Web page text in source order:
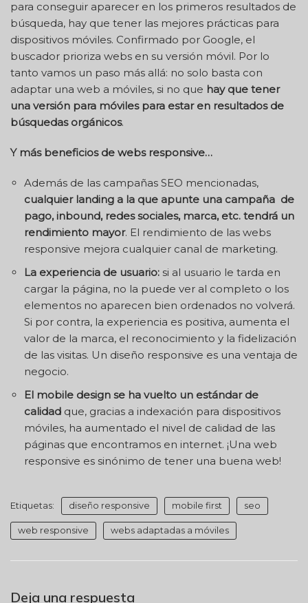
para conseguir aparecer en los primeros resultados de
búsqueda, hay que tener las mejores prácticas para
dispositivos móviles. Confirmado por Google, el
buscador prioriza webs en su versión móvil. Por lo
tanto vamos un paso más allá: no solo basta con
adaptar una web a móviles, si no que hay que tener
una versión para móviles para estar en resultados de
búsquedas orgánicos.
Y más beneficios de webs responsive…
Además de las campañas SEO mencionadas,
cualquier landing a la que apunte una campaña de
pago, inbound, redes sociales, marca, etc. tendrá un
rendimiento mayor. El rendimiento de las webs
responsive mejora cualquier canal de marketing.
La experiencia de usuario: si al usuario le tarda en
cargar la página, no la puede ver al completo o los
elementos no aparecen bien ordenados no volverá.
Si por contra, la experiencia es positiva, aumenta el
valor de la marca, el reconocimiento y la fidelización
de las visitas. Un diseño responsive es una ventaja de
negocio.
El mobile design se ha vuelto un estándar de
calidad que, gracias a indexación para dispositivos
móviles, ha aumentado el nivel de calidad de las
páginas que encontramos en internet. ¡Una web
responsive es sinónimo de tener una buena web!
Etiquetas: diseño responsive mobile first seo
web responsive webs adaptadas a móviles
Deja una respuesta